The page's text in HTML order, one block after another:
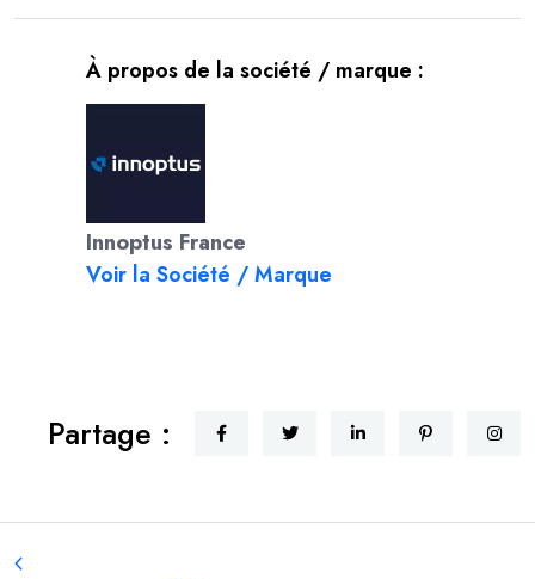
À propos de la société / marque :
Innoptus France
Voir la Société / Marque
Partage :